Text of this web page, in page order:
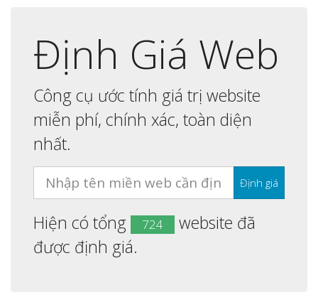
Định Giá Web
Công cụ ước tính giá trị website
miễn phí, chính xác, toàn diện
nhất.
Hiện có tổng 724
website đã
được định giá.